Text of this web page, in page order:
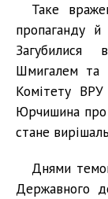
Таке
пропаганду
Загубилися
Шмигалем та
Комітету
Юрчишина
стане
Днями
Державного